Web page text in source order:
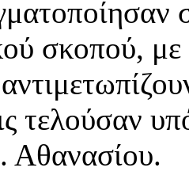
σκοπού, με
τελούσαν
Αθανασίου.